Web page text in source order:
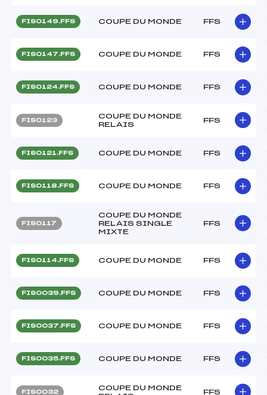
FIS0149.FFS COUPE DU MONDE FFS
FIS0147.FFS COUPE DU MONDE FFS
FIS0124.FFS COUPE DU MONDE FFS
FIS0123
COUPE DU MONDE
RELAIS
FFS
FIS0121.FFS COUPE DU MONDE FFS
FIS0118.FFS COUPE DU MONDE FFS
FIS0117
COUPE DU MONDE
RELAIS SINGLE
MIXTE
FFS
FIS0114.FFS COUPE DU MONDE FFS
FIS0039.FFS COUPE DU MONDE FFS
FIS0037.FFS COUPE DU MONDE FFS
FIS0035.FFS COUPE DU MONDE FFS
FIS0032
COUPE DU MONDE
FFS